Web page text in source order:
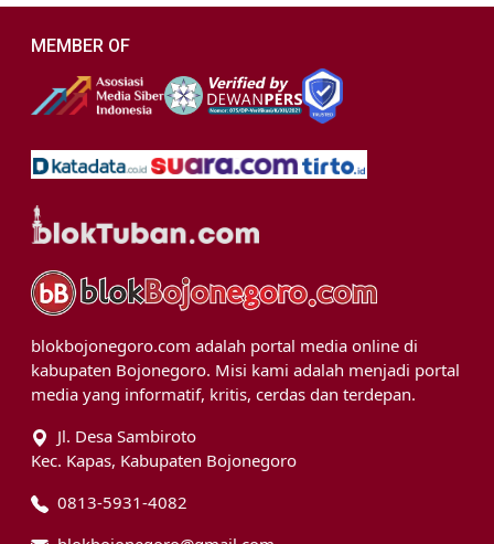
MEMBER OF
blokbojonegoro.com adalah portal media online di
kabupaten Bojonegoro. Misi kami adalah menjadi portal
media yang informatif, kritis, cerdas dan terdepan.
Jl. Desa Sambiroto
Kec. Kapas, Kabupaten Bojonegoro
0813-5931-4082